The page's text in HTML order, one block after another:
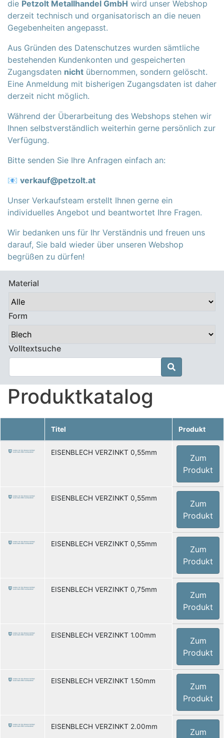
die Petzolt Metallhandel GmbH wird unser Webshop
derzeit technisch und organisatorisch an die neuen
Gegebenheiten angepasst.
Aus Gründen des Datenschutzes wurden sämtliche
bestehenden Kundenkonten und gespeicherten
Zugangsdaten nicht übernommen, sondern gelöscht.
Eine Anmeldung mit bisherigen Zugangsdaten ist daher
derzeit nicht möglich.
Während der Überarbeitung des Webshops stehen wir
Ihnen selbstverständlich weiterhin gerne persönlich zur
Verfügung.
Bitte senden Sie Ihre Anfragen einfach an:
📧 verkauf@petzolt.at
Unser Verkaufsteam erstellt Ihnen gerne ein
individuelles Angebot und beantwortet Ihre Fragen.
Wir bedanken uns für Ihr Verständnis und freuen uns
darauf, Sie bald wieder über unseren Webshop
begrüßen zu dürfen!
Material
Form
Volltextsuche

Produktkatalog
Titel Produkt
EISENBLECH VERZINKT 0,55mm
Zum
Produkt
EISENBLECH VERZINKT 0,55mm
Zum
Produkt
EISENBLECH VERZINKT 0,55mm
Zum
Produkt
EISENBLECH VERZINKT 0,75mm
Zum
Produkt
EISENBLECH VERZINKT 1.00mm
Zum
Produkt
EISENBLECH VERZINKT 1.50mm
Zum
Produkt
EISENBLECH VERZINKT 2.00mm
Zum